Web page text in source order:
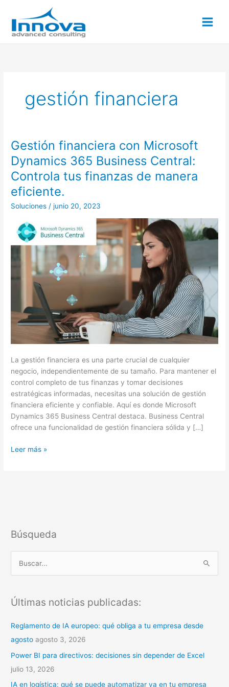
contenido
gestión financiera
Gestión financiera con Microsoft
Dynamics 365 Business Central:
Controla tus finanzas de manera
eficiente.
Soluciones /junio 20, 2023
La gestión financiera es una parte crucial de cualquier
negocio, independientemente de su tamaño. Para mantener el
control completo de tus finanzas y tomar decisiones
estratégicas informadas, necesitas una solución de gestión
financiera eficiente y confiable. Aquí es donde Microsoft
Dynamics 365 Business Central destaca. Business Central
ofrece una funcionalidad de gestión financiera sólida y […]
Gestión
financiera
con
Microsoft
Dynamics
Business
Central:
Controla
tus
manera
eficiente.
Leer más »
Búsqueda
c
r
Últimas noticias publicadas:
Reglamento de IA europeo: qué obliga a tu empresa desde
agosto agosto 3, 2026
Power BI para directivos: decisiones sin depender de Excel
julio 13, 2026
IA en logística: qué se puede automatizar ya en tu empresa